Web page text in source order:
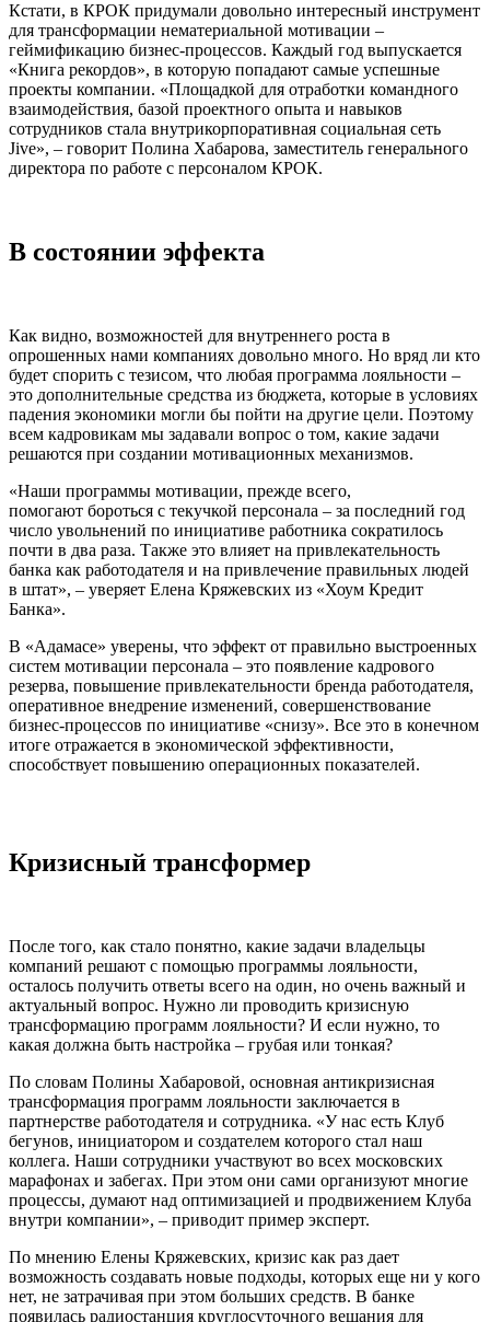
Кстати, в КРОК придумали довольно интересный инструмент
для трансформации нематериальной мотивации –
геймификацию бизнес-процессов. Каждый год выпускается
«Книга рекордов», в которую попадают самые успешные
проекты компании. «Площадкой для отработки командного
взаимодействия, базой проектного опыта и навыков
сотрудников стала внутрикорпоративная социальная сеть
Jive», – говорит Полина Хабарова, заместитель генерального
директора по работе с персоналом КРОК.
В состоянии эффекта
Как видно, возможностей для внутреннего роста в
опрошенных нами компаниях довольно много. Но вряд ли кто
будет спорить с тезисом, что любая программа лояльности –
это дополнительные средства из бюджета, которые в условиях
падения экономики могли бы пойти на другие цели. Поэтому
всем кадровикам мы задавали вопрос о том, какие задачи
решаются при создании мотивационных механизмов.
«Наши программы мотивации, прежде всего,
помогают бороться с текучкой персонала – за последний год
число увольнений по инициативе работника сократилось
почти в два раза. Также это влияет на привлекательность
банка как работодателя и на привлечение правильных людей
в штат», – уверяет Елена Кряжевских из «Хоум Кредит
Банка».
В «Адамасе» уверены, что эффект от правильно выстроенных
систем мотивации персонала – это появление кадрового
резерва, повышение привлекательности бренда работодателя,
оперативное внедрение изменений, совершенствование
бизнес-процессов по инициативе «снизу». Все это в конечном
итоге отражается в экономической эффективности,
способствует повышению операционных показателей.
Кризисный трансформер
После того, как стало понятно, какие задачи владельцы
компаний решают с помощью программы лояльности,
осталось получить ответы всего на один, но очень важный и
актуальный вопрос. Нужно ли проводить кризисную
трансформацию программ лояльности? И если нужно, то
какая должна быть настройка – грубая или тонкая?
По словам Полины Хабаровой, основная антикризисная
трансформация программ лояльности заключается в
партнерстве работодателя и сотрудника. «У нас есть Клуб
бегунов, инициатором и создателем которого стал наш
коллега. Наши сотрудники участвуют во всех московских
марафонах и забегах. При этом они сами организуют многие
процессы, думают над оптимизацией и продвижением Клуба
внутри компании», – приводит пример эксперт.
По мнению Елены Кряжевских, кризис как раз дает
возможность создавать новые подходы, которых еще ни у кого
нет, не затрачивая при этом больших средств. В банке
появилась радиостанция круглосуточного вещания для